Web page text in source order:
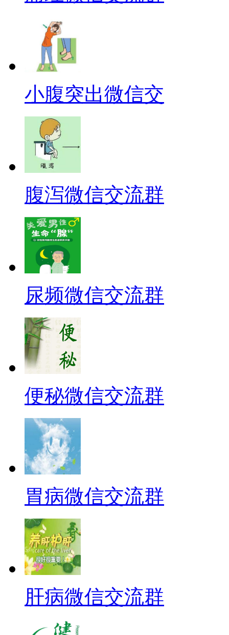
小腹突出微信交
腹泻微信交流群
尿频微信交流群
便秘微信交流群
胃病微信交流群
肝病微信交流群